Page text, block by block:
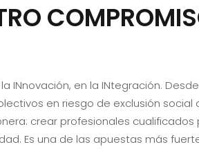
la INnovación, en la INtegración.
en riesgo de exclusión
crear profesionales
Es una de las apuestas más